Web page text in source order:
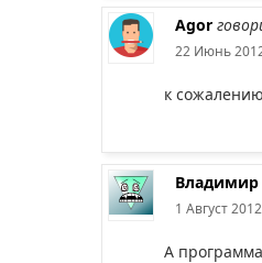
Agor
22 Июнь
к
Владимир
1 Август
А